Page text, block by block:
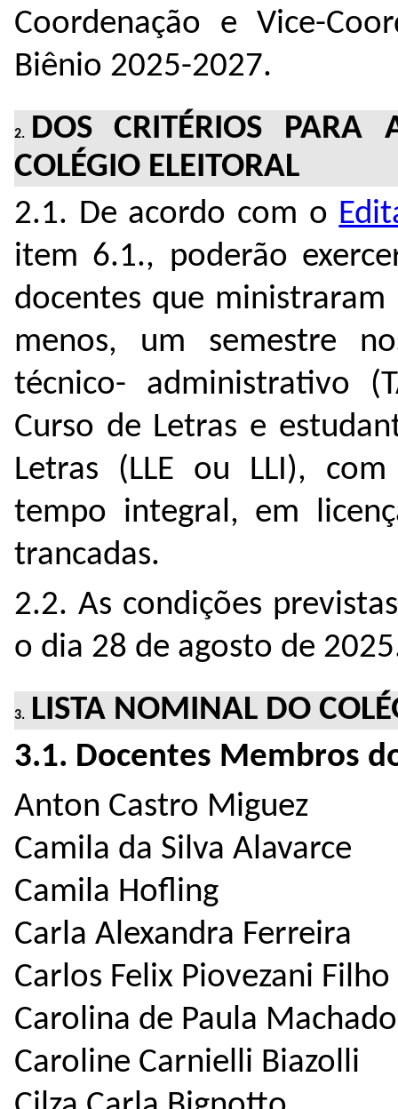
Coordenação e Vice-
Biênio 2025-2027.
DOS CRITÉRIOS
COLÉGIO ELEITORAL
2.1. De acordo com o
item 6.1., poderão
docentes que
menos, um semestre
técnico- administrativo
Curso de Letras e
Letras (LLE ou LLI),
tempo integral, em
trancadas.
2.2. As condições
o dia 28 de agosto de
LISTA NOMINAL DO
3.1. Docentes Membros
Anton Castro Miguez
Camila da Silva Alavarce
Camila Hofling
Carla Alexandra Ferreira
Carlos Felix Piovezani Filho
Carolina de Paula Machado
Caroline Carnielli Biazolli